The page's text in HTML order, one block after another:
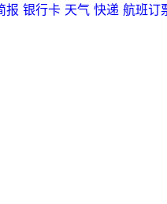
报 银行卡 天气 快递 航班订